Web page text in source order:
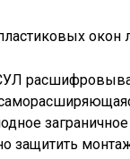
окон
защитить